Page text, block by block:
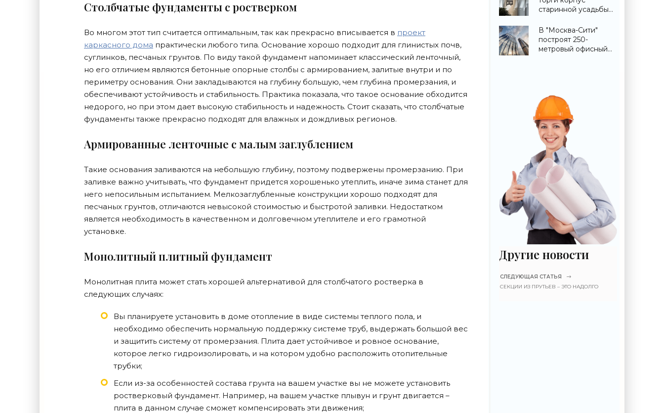
Столбчатые фундаменты с ростверком
Во многом этот тип считается оптимальным, так как прекрасно вписывается в проект
каркасного дома практически любого типа. Основание хорошо подходит для глинистых почв,
суглинков, песчаных грунтов. По виду такой фундамент напоминает классический ленточный,
но его отличием являются бетонные опорные столбы с армированием, залитые внутри и по
периметру основания. Они закладываются на глубину большую, чем глубина промерзания, и
обеспечивают устойчивость и стабильность. Практика показала, что такое основание обходится
недорого, но при этом дает высокую стабильность и надежность. Стоит сказать, что столбчатые
фундаменты также прекрасно подходят для влажных и дождливых регионов.
Армированные ленточные с малым заглублением
Такие основания заливаются на небольшую глубину, поэтому подвержены промерзанию. При
заливке важно учитывать, что фундамент придется хорошенько утеплить, иначе зима станет для
него непосильным испытанием. Мелкозаглубленные конструкции хорошо подходят для
песчаных грунтов, отличаются невысокой стоимостью и быстротой заливки. Недостатком
является необходимость в качественном и долговечном утеплителе и его грамотной
установке.
Монолитный плитный фундамент
Монолитная плита может стать хорошей альтернативой для столбчатого ростверка в
следующих случаях:
Вы планируете установить в доме отопление в виде системы теплого пола, и
необходимо обеспечить нормальную поддержку системе труб, выдержать большой вес
и защитить систему от промерзания. Плита дает устойчивое и ровное основание,
которое легко гидроизолировать, и на котором удобно расположить отопительные
трубки;
Если из-за особенностей состава грунта на вашем участке вы не можете установить
ростверковый фундамент. Например, на вашем участке плывун и грунт двигается –
плита в данном случае сможет компенсировать эти движения;
«Строительство»
старинной усадьбы
Подмосковье -
«Строительство»
В "Москва-Сити"
построят 250-
метровый офисный
Другие новости
СЛЕДУЮЩАЯ СТАТЬЯ
СЕКЦИИ ИЗ ПРУТЬЕВ – ЭТО НАДОЛГО